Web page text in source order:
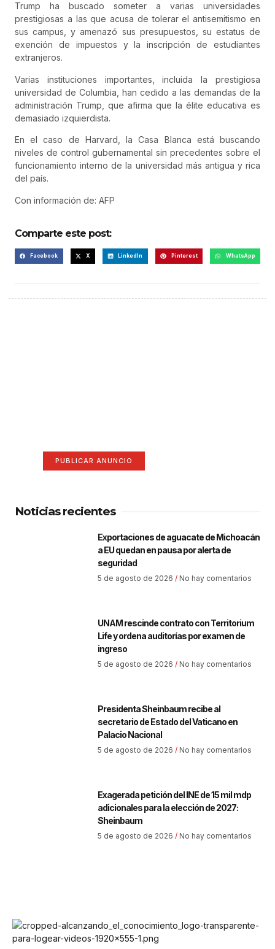
Trump ha buscado someter a varias universidades
prestigiosas a las que acusa de tolerar el antisemitismo en
sus campus, y amenazó sus presupuestos, su estatus de
exención de impuestos y la inscripción de estudiantes
extranjeros.
Varias instituciones importantes, incluida la prestigiosa
universidad de Columbia, han cedido a las demandas de la
administración Trump, que afirma que la élite educativa es
demasiado izquierdista.
En el caso de Harvard, la Casa Blanca está buscando
niveles de control gubernamental sin precedentes sobre el
funcionamiento interno de la universidad más antigua y rica
del país.
Con información de: AFP
Comparte este post:
Facebook X LinkedIn Pinterest WhatsApp
PUBLICAR ANUNCIO
Noticias recientes
Exportaciones de aguacate de Michoacán
a EU quedan en pausa por alerta de
seguridad
5 de agosto de 2026 No hay comentarios
UNAM rescinde contrato con Territorium
Life y ordena auditorías por examen de
ingreso
5 de agosto de 2026 No hay comentarios
Presidenta Sheinbaum recibe al
secretario de Estado del Vaticano en
Palacio Nacional
5 de agosto de 2026 No hay comentarios
Exagerada petición del INE de 15 mil mdp
adicionales para la elección de 2027:
Sheinbaum
5 de agosto de 2026 No hay comentarios